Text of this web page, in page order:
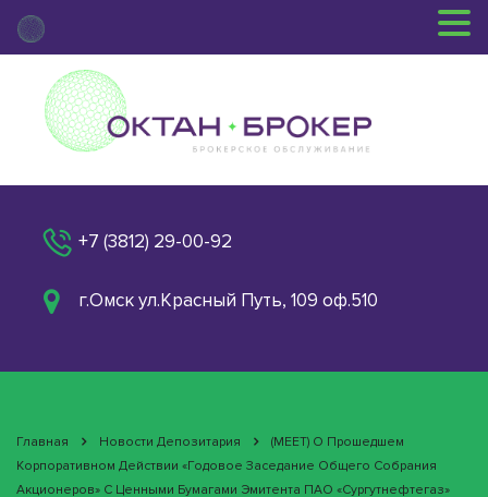
+7 (3812) 29-00-92
г.Омск ул.Красный Путь, 109 оф.510
Главная Новости Депозитария
(MEET) О Прошедшем
Корпоративном Действии «Годовое Заседание Общего Собрания
Акционеров» С Ценными Бумагами Эмитента ПАО «Сургутнефтегаз»